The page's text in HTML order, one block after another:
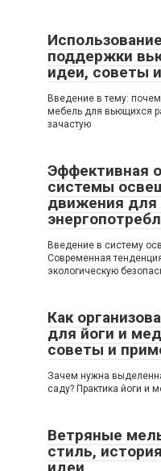
поддержки
идеи, советы
Введение в тему:
мебель для вьющихся
зачастую
Эффективная
системы
движения для
Введение в систему
Современная
экологическую
Как
для йоги и
советы и
Зачем нужна
саду? Практика йоги и
Ветряные
стиль,
идеи